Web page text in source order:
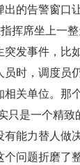
的告警窗口
挥席坐上一
发事件，比
时，调度员
关单位。那
只是一个精致
能力替人做
问题折磨了